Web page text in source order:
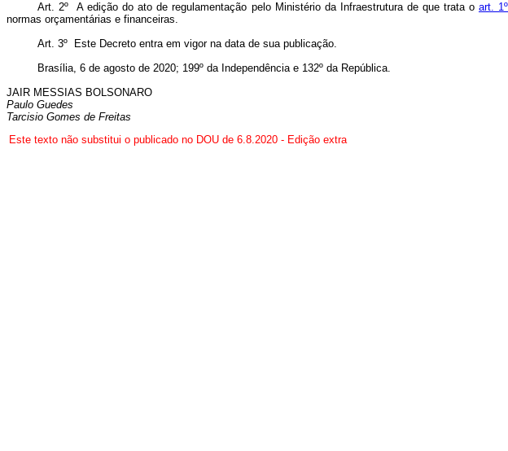
Art. 2º A edição do ato de regulamentação pelo Ministério da Infraestrutura de que trata o art.
normas orçamentárias e financeiras.
Art. 3º Este Decreto entra em vigor na data de sua publicação.
Brasília, 6 de agosto de 2020; 199º da Independência e 132º da República.
JAIR MESSIAS BOLSONARO
Paulo Guedes
Tarcisio Gomes de Freitas
Este texto não substitui o publicado no DOU de 6.8.2020 - Edição extra